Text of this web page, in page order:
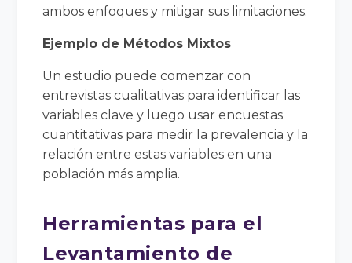
ambos enfoques y mitigar sus limitaciones.
Ejemplo de Métodos Mixtos
Un estudio puede comenzar con
entrevistas cualitativas para identificar las
variables clave y luego usar encuestas
cuantitativas para medir la prevalencia y la
relación entre estas variables en una
población más amplia.
Herramientas para el
Levantamiento de